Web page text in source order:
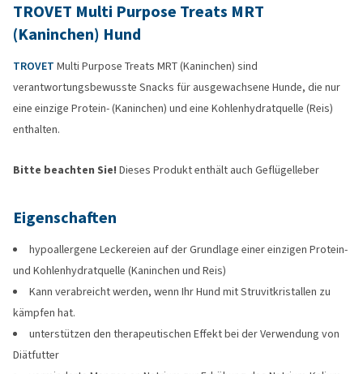
TROVET Multi Purpose Treats MRT
(Kaninchen) Hund
TROVET Multi Purpose Treats MRT (Kaninchen) sind
verantwortungsbewusste Snacks für ausgewachsene Hunde, die nur
eine einzige Protein- (Kaninchen) und eine Kohlenhydratquelle (Reis)
enthalten.
Bitte beachten Sie! Dieses Produkt enthält auch Geflügelleber
Eigenschaften
hypoallergene Leckereien auf der Grundlage einer einzigen Protein-
und Kohlenhydratquelle (Kaninchen und Reis)
Kann verabreicht werden, wenn Ihr Hund mit Struvitkristallen zu
kämpfen hat.
unterstützen den therapeutischen Effekt bei der Verwendung von
Diätfutter